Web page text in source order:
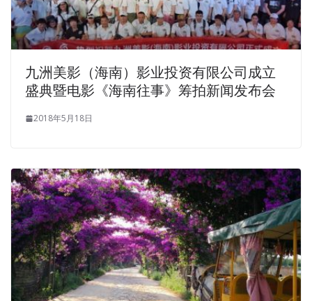
九洲美影（海南）影业投资有限公司成立
盛典暨电影《海南往事》筹拍新闻发布会
2018年5月18日